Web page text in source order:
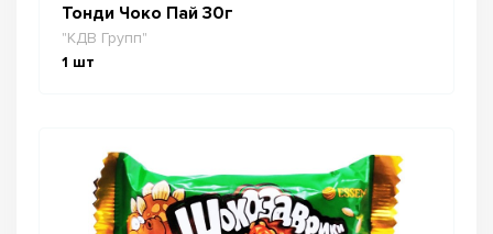
Тонди Чоко Пай 30г
"КДВ Групп"
1 шт